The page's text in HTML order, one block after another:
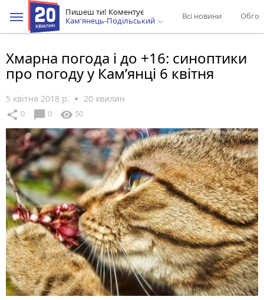
Пишеш ти! Коментує
Кам'янець-Подільський
Всі новини
Хмарна погода і до +16: синоптики
про погоду у Кам’янці 6 квітня
5 квітня 2018 р. 20 хвилин
share 0 chat_bubble 0 visibility 50